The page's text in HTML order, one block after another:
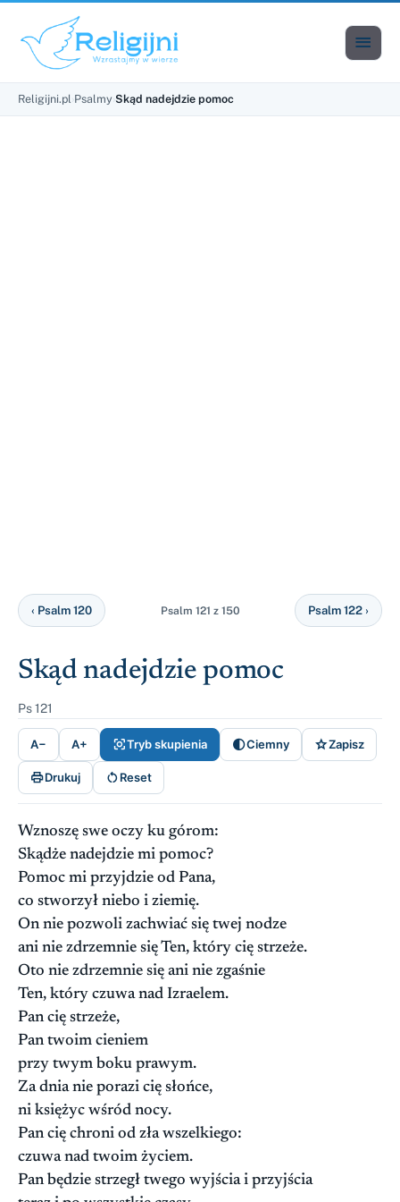

Religijni.pl›Psalmy›Skąd nadejdzie pomoc
‹ Psalm 120 Psalm 121 z 150 Psalm 122 ›
Skąd nadejdzie pomoc
Ps 121
A− A+ Tryb skupienia Ciemny Zapisz
Drukuj Reset
Wznoszę swe oczy ku górom:
Skądże nadejdzie mi pomoc?
Pomoc mi przyjdzie od Pana,
co stworzył niebo i ziemię.
On nie pozwoli zachwiać się twej nodze
ani nie zdrzemnie się Ten, który cię strzeże.
Oto nie zdrzemnie się ani nie zgaśnie
Ten, który czuwa nad Izraelem.
Pan cię strzeże,
Pan twoim cieniem
przy twym boku prawym.
Za dnia nie porazi cię słońce,
ni księżyc wśród nocy.
Pan cię chroni od zła wszelkiego:
czuwa nad twoim życiem.
Pan będzie strzegł twego wyjścia i przyjścia